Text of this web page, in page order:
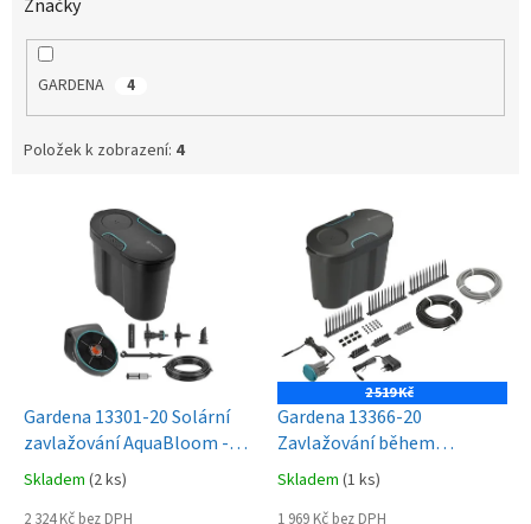
Značky
GARDENA 4
Položek k zobrazení: 4
Gardena 13301-20 Solární
zavlažování AquaBloom -
sada
Skladem (2 ks)
2 324 Kč bez DPH
2 519 Kč
Gardena 13366-20
Zavlažování během
dovolené vč. zásobníku vody
Skladem (1 ks)
1 969 Kč bez DPH